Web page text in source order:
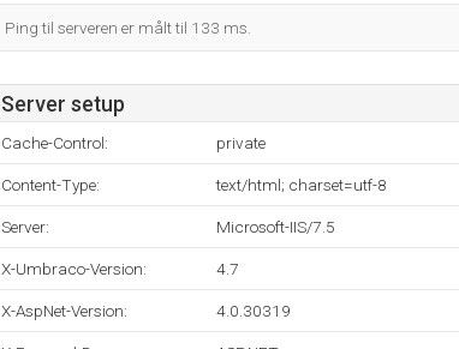
Ping til serveren er målt til 133 ms.
Server setup
Cache-Control: private
Content-Type: text/html; charset=utf-8
Server: Microsoft-IIS/7.5
X-Umbraco-Version: 4.7
X-AspNet-Version: 4.0.30319